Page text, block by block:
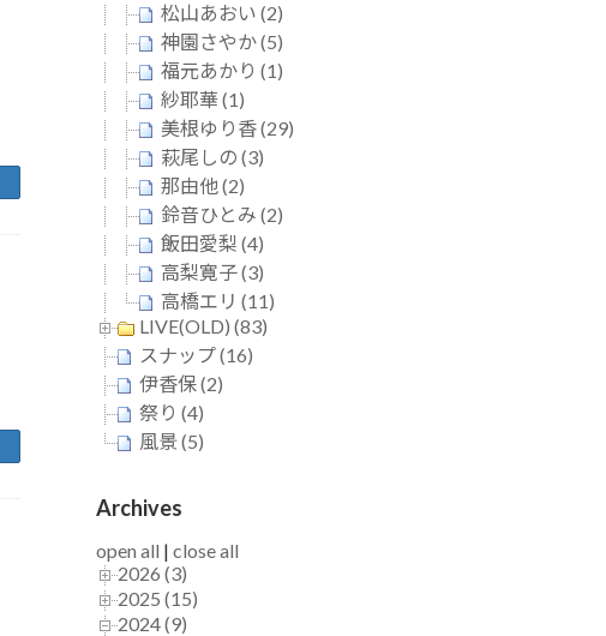
松山あおい (2)
神園さやか (5)
福元あかり (1)
紗耶華 (1)
美根ゆり香 (29)
萩尾しの (3)
那由他 (2)
鈴音ひとみ (2)
飯田愛梨 (4)
高梨寛子 (3)
高橋エリ (11)
LIVE(OLD) (83)
スナップ (16)
伊香保 (2)
祭り (4)
風景 (5)
Archives
open all |close all
2026 (3)
2025 (15)
2024 (9)